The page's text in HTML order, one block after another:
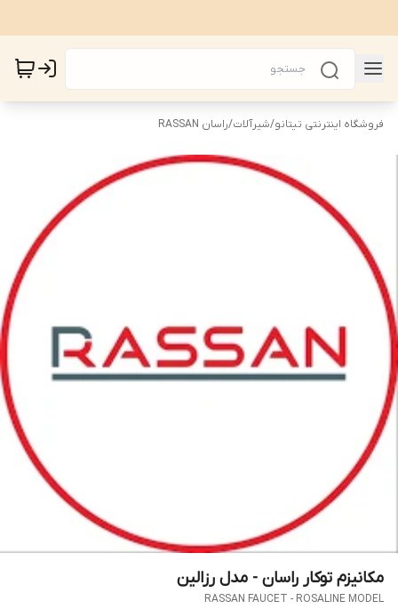
فروشگاه اینترنتی تیتانو/شیرآلات/راسان RASSAN
مکانیزم توکار راسان - مدل رزالین
RASSAN FAUCET - ROSALINE MODEL